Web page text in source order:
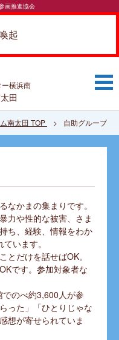
画推進協会
起
横浜南
田
南太田 TOP 自助グループを
なかまの集まりです。
力や性的な被害、さま
ち、経験、情報をわか
います。
とだけを話せばOK。
です。参加対象者な
のべ約3,600人が参
った」「ひとりじゃな
想が寄せられていま